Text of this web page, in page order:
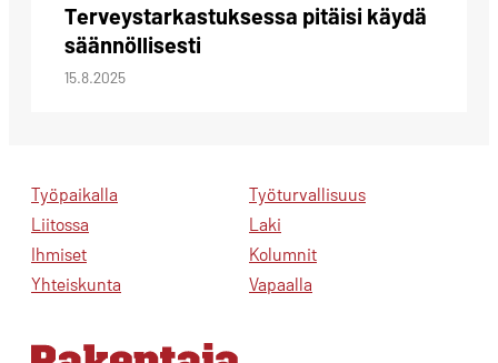
Terveystarkastuksessa pitäisi käydä
säännöllisesti
15.8.2025
Työpaikalla
Liitossa
Ihmiset
Yhteiskunta
Työturvallisuus
Laki
Kolumnit
Vapaalla